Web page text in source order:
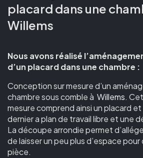
placard dans une
Willems
Nous avons réalisé
d’un placard dans une chambre :
Conception sur mesure d’un
chambre sous comble à Willems.
mesure comprend ainsi un placard
dernier a plan de travail libre et une
La découpe arrondie permet
de laisser un peu plus d’espace pour
pièce.